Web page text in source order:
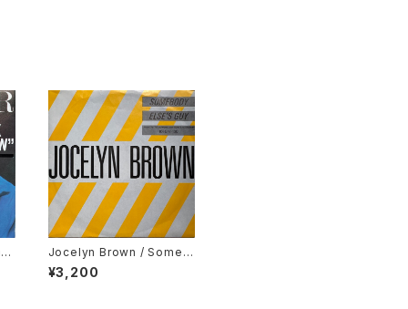
Jocelyn Brown / Someb
ody Else's Guy
¥3,200